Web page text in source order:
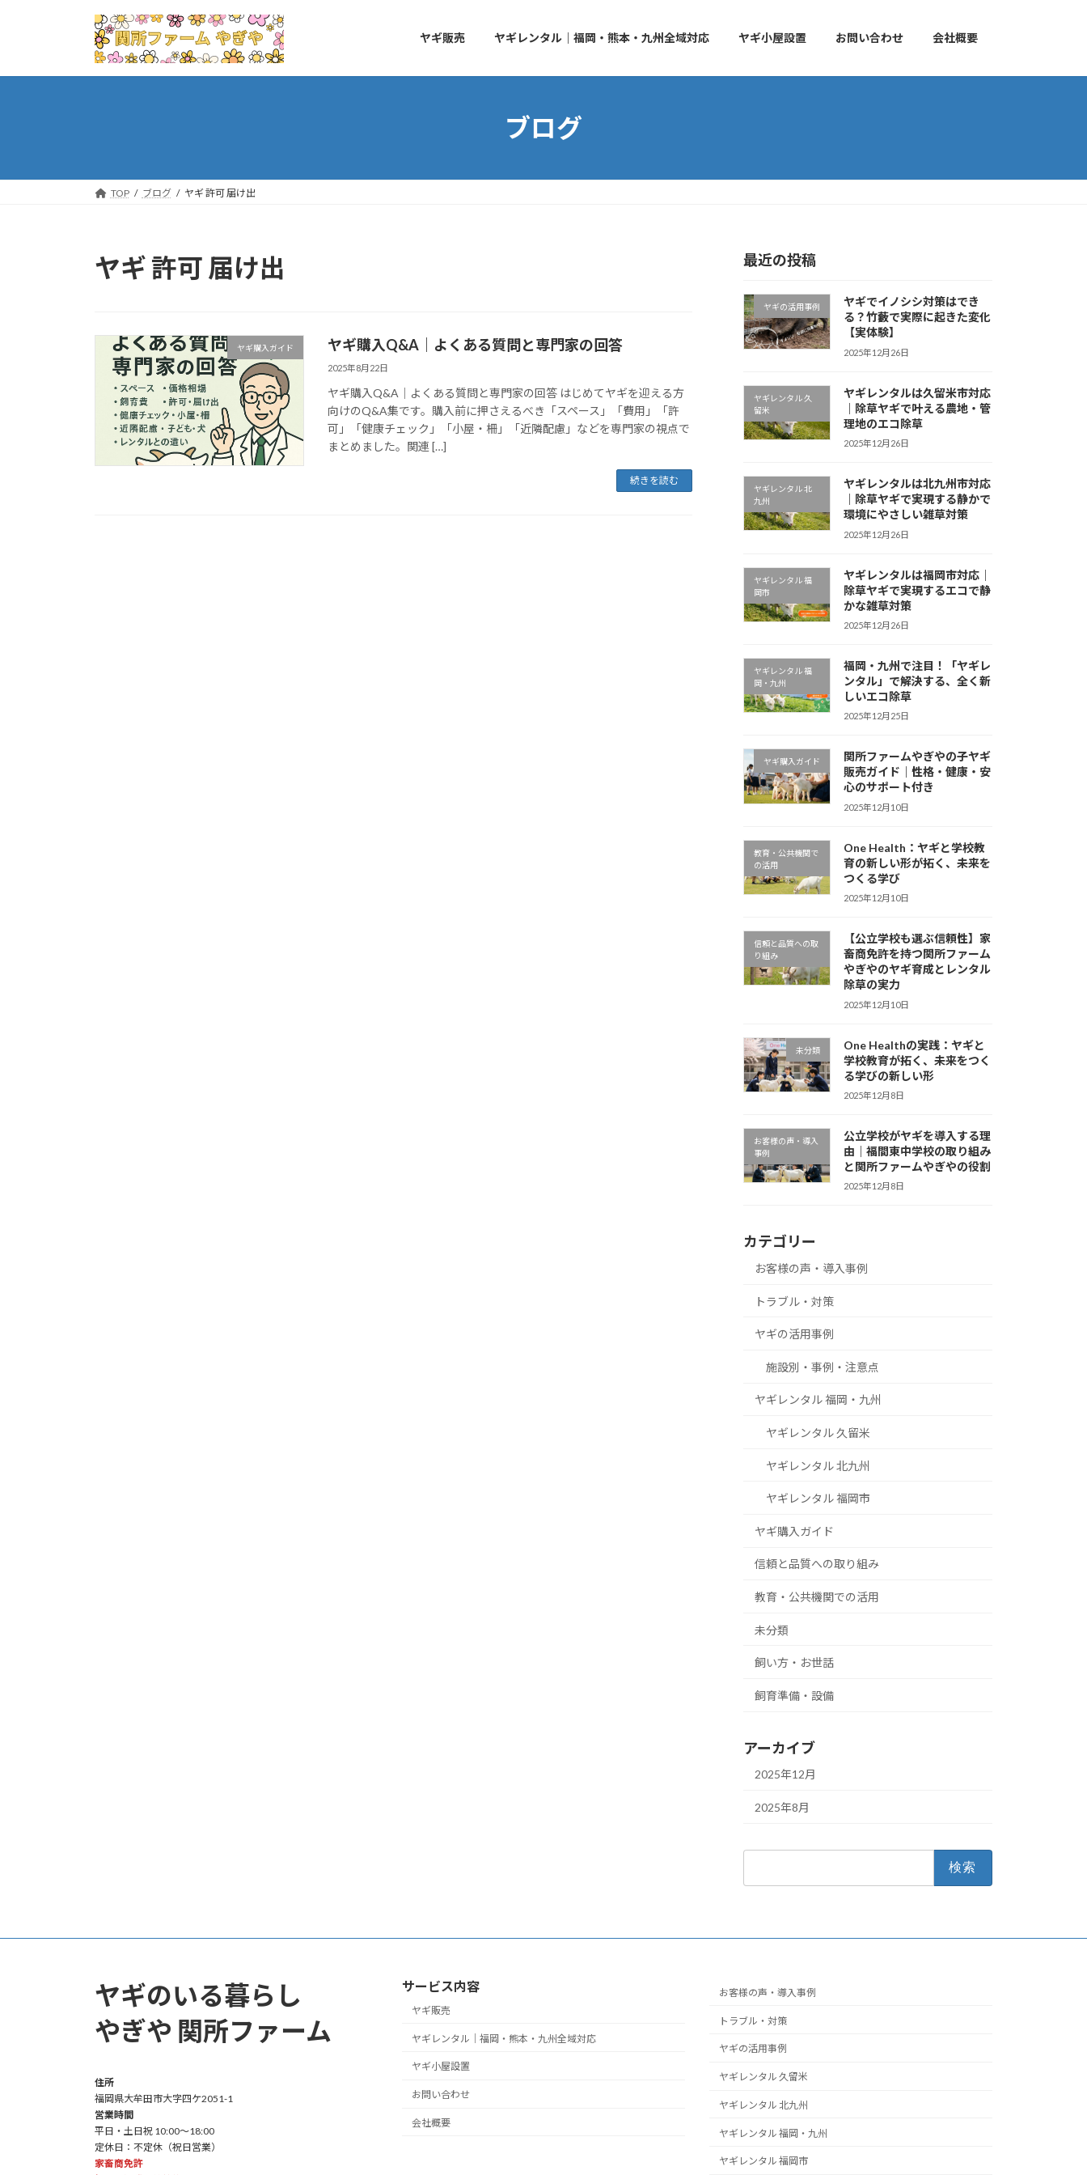
プ
動
ヤギ販売 ヤギレンタル｜福岡・熊本・九州全域対応 ヤギ小屋設置 お問い合わせ 会社概要
ブログ
TOP ブログ ヤギ 許可 届け出
ヤギ 許可 届け出
ヤギ購入ガイド ヤギ購入Q&A｜よくある質問と専門家の回答
2025年8月22日
ヤギ購入Q&A｜よくある質問と専門家の回答 はじめてヤギを迎える方
向けのQ&A集です。購入前に押さえるべき「スペース」「費用」「許
可」「健康チェック」「小屋・柵」「近隣配慮」などを専門家の視点で
まとめました。関連 […]
続きを読む
最近の投稿
ヤギの活用事例
ヤギでイノシシ対策はでき
る？竹藪で実際に起きた変化
【実体験】
2025年12月26日
ヤギレンタル 久
留米
ヤギレンタルは久留米市対応
｜除草ヤギで叶える農地・管
理地のエコ除草
2025年12月26日
ヤギレンタル 北
九州
ヤギレンタルは北九州市対応
｜除草ヤギで実現する静かで
環境にやさしい雑草対策
2025年12月26日
ヤギレンタル 福
岡市
ヤギレンタルは福岡市対応｜
除草ヤギで実現するエコで静
かな雑草対策
2025年12月26日
ヤギレンタル 福
岡・九州
福岡・九州で注目！「ヤギレ
ンタル」で解決する、全く新
しいエコ除草
2025年12月25日
ヤギ購入ガイド
関所ファームやぎやの子ヤギ
販売ガイド｜性格・健康・安
心のサポート付き
2025年12月10日
教育・公共機関で
の活用
One Health：ヤギと学校教
育の新しい形が拓く、未来を
つくる学び
2025年12月10日
信頼と品質への取
り組み
【公立学校も選ぶ信頼性】家
畜商免許を持つ関所ファーム
やぎやのヤギ育成とレンタル
除草の実力
2025年12月10日
未分類
One Healthの実践：ヤギと
学校教育が拓く、未来をつく
る学びの新しい形
2025年12月8日
お客様の声・導入
事例
公立学校がヤギを導入する理
由｜福間東中学校の取り組み
と関所ファームやぎやの役割
2025年12月8日
カテゴリー
お客様の声・導入事例
トラブル・対策
ヤギの活用事例
施設別・事例・注意点
ヤギレンタル 福岡・九州
ヤギレンタル 久留米
ヤギレンタル 北九州
ヤギレンタル 福岡市
ヤギ購入ガイド
信頼と品質への取り組み
教育・公共機関での活用
未分類
飼い方・お世話
飼育準備・設備
アーカイブ
2025年12月
2025年8月
ヤギのいる暮らし
やぎや 関所ファーム
住所
福岡県大牟田市大字四ケ2051-1
営業時間
平日・土日祝 10:00～18:00
定休日：不定休（祝日営業）
家畜商免許
サービス内容
ヤギ販売
ヤギレンタル｜福岡・熊本・九州全域対応
ヤギ小屋設置
お問い合わせ
会社概要
お客様の声・導入事例
トラブル・対策
ヤギの活用事例
ヤギレンタル 久留米
ヤギレンタル 北九州
ヤギレンタル 福岡・九州
ヤギレンタル 福岡市